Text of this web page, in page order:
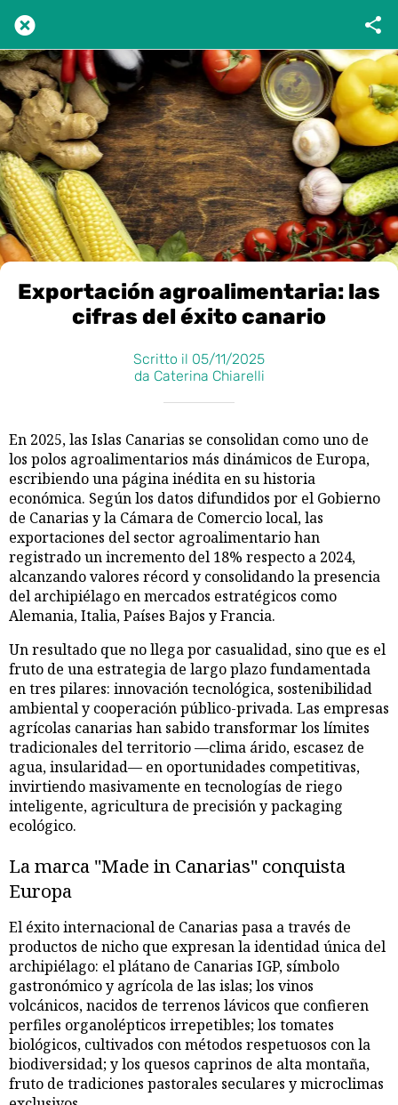
Exportación agroalimentaria: las
cifras del éxito canario
Scritto il 05/11/2025
da Caterina Chiarelli
En 2025, las Islas Canarias se consolidan como uno de
los polos agroalimentarios más dinámicos de Europa,
escribiendo una página inédita en su historia
económica. Según los datos difundidos por el Gobierno
de Canarias y la Cámara de Comercio local, las
exportaciones del sector agroalimentario han
registrado un incremento del 18% respecto a 2024,
alcanzando valores récord y consolidando la presencia
del archipiélago en mercados estratégicos como
Alemania, Italia, Países Bajos y Francia.
Un resultado que no llega por casualidad, sino que es el
fruto de una estrategia de largo plazo fundamentada
en tres pilares: innovación tecnológica, sostenibilidad
ambiental y cooperación público-privada. Las empresas
agrícolas canarias han sabido transformar los límites
tradicionales del territorio —clima árido, escasez de
agua, insularidad— en oportunidades competitivas,
invirtiendo masivamente en tecnologías de riego
inteligente, agricultura de precisión y packaging
ecológico.
La marca "Made in Canarias" conquista
Europa
El éxito internacional de Canarias pasa a través de
productos de nicho que expresan la identidad única del
archipiélago: el plátano de Canarias IGP, símbolo
gastronómico y agrícola de las islas; los vinos
volcánicos, nacidos de terrenos lávicos que confieren
perfiles organolépticos irrepetibles; los tomates
biológicos, cultivados con métodos respetuosos con la
biodiversidad; y los quesos caprinos de alta montaña,
fruto de tradiciones pastorales seculares y microclimas